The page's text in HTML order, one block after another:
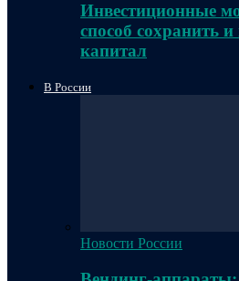
Инвестиционные
способ сохранить
капитал
В России
Новости России